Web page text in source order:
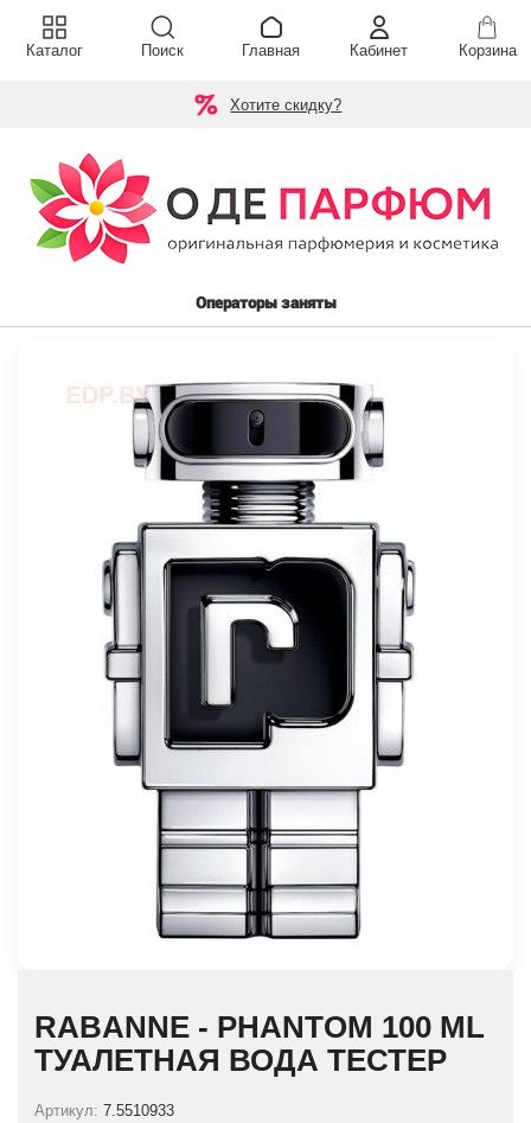
Хотите скидку?
Операторы заняты
RABANNE - PHANTOM 100 ML
ТУАЛЕТНАЯ ВОДА ТЕСТЕР
Артикул: 7.5510933
Каталог Поиск Главная Кабинет Корзина